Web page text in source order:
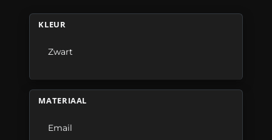
KLEUR
Zwart
MATERIAAL
Email